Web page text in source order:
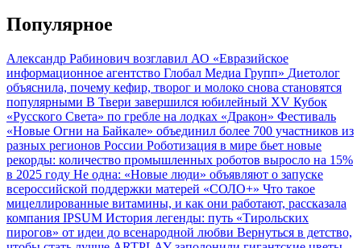
Популярное
Александр Рабинович возглавил АО «Евразийское
информационное агентство Глобал Медиа Групп» Диетолог
объяснила, почему кефир, творог и молоко снова становятся
популярными В Твери завершился юбилейный XV Кубок
«Русского Света» по гребле на лодках «Дракон» Фестиваль
«Новые Огни на Байкале» объединил более 700 участников из
разных регионов России Роботизация в мире бьет новые
рекорды: количество промышленных роботов выросло на 15%
в 2025 году Не одна: «Новые люди» объявляют о запуске
всероссийской поддержки матерей «СОЛО+» Что такое
мицеллированные витамины, и как они работают, рассказала
компания IPSUM История легенды: путь «Тирольских
пирогов» от идеи до всенародной любви Вернуться в детство,